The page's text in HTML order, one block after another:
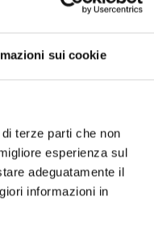
sui cookie
terze parti che non
esperienza sul
adeguatamente il
informazioni in